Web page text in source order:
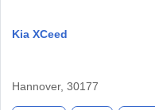
Kia XCeed
Hannover, 30177